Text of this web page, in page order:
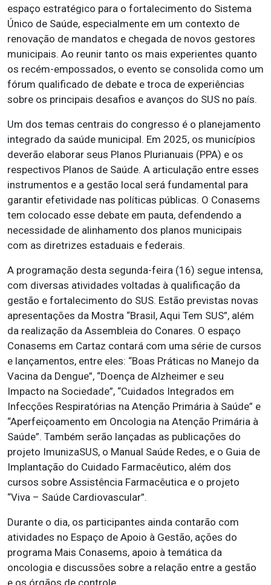
espaço estratégico para o fortalecimento do Sistema
Único de Saúde, especialmente em um contexto de
renovação de mandatos e chegada de novos gestores
municipais. Ao reunir tanto os mais experientes quanto
os recém-empossados, o evento se consolida como um
fórum qualificado de debate e troca de experiências
sobre os principais desafios e avanços do SUS no país.
Um dos temas centrais do congresso é o planejamento
integrado da saúde municipal. Em 2025, os municípios
deverão elaborar seus Planos Plurianuais (PPA) e os
respectivos Planos de Saúde. A articulação entre esses
instrumentos e a gestão local será fundamental para
garantir efetividade nas políticas públicas. O Conasems
tem colocado esse debate em pauta, defendendo a
necessidade de alinhamento dos planos municipais
com as diretrizes estaduais e federais.
A programação desta segunda-feira (16) segue intensa,
com diversas atividades voltadas à qualificação da
gestão e fortalecimento do SUS. Estão previstas novas
apresentações da Mostra “Brasil, Aqui Tem SUS”, além
da realização da Assembleia do Conares. O espaço
Conasems em Cartaz contará com uma série de cursos
e lançamentos, entre eles: “Boas Práticas no Manejo da
Vacina da Dengue”, “Doença de Alzheimer e seu
Impacto na Sociedade”, “Cuidados Integrados em
Infecções Respiratórias na Atenção Primária à Saúde” e
“Aperfeiçoamento em Oncologia na Atenção Primária à
Saúde”. Também serão lançadas as publicações do
projeto ImunizaSUS, o Manual Saúde Redes, e o Guia de
Implantação do Cuidado Farmacêutico, além dos
cursos sobre Assistência Farmacêutica e o projeto
“Viva – Saúde Cardiovascular”.
Durante o dia, os participantes ainda contarão com
atividades no Espaço de Apoio à Gestão, ações do
programa Mais Conasems, apoio à temática da
oncologia e discussões sobre a relação entre a gestão
e os órgãos de controle.